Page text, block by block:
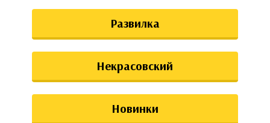
Развилка
Некрасовский
Новинки